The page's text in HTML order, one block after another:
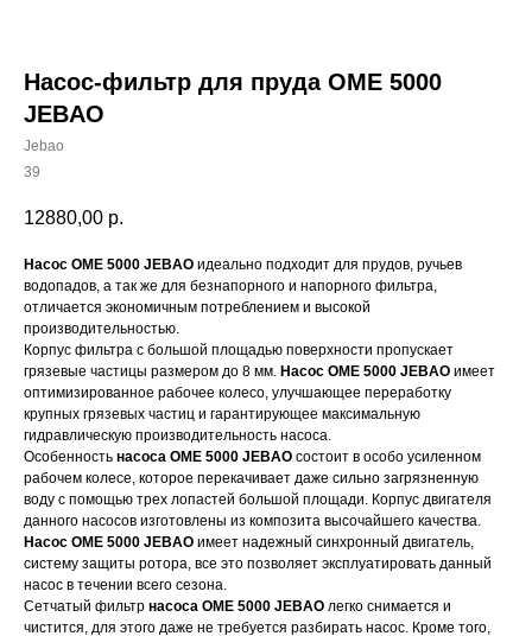
Насос-фильтр для пруда OME 5000
JEBAO
Jebao
39
12880,00 р.
Насос OME 5000 JEBAO идеально подходит для прудов, ручьев
водопадов, а так же для безнапорного и напорного фильтра,
отличается экономичным потреблением и высокой
производительностью.
Корпус фильтра с большой площадью поверхности пропускает
грязевые частицы размером до 8 мм. Насос OME 5000 JEBAO имеет
оптимизированное рабочее колесо, улучшающее переработку
крупных грязевых частиц и гарантирующее максимальную
гидравлическую производительность насоса.
Особенность насоса OME 5000 JEBAO состоит в особо усиленном
рабочем колесе, которое перекачивает даже сильно загрязненную
воду с помощью трех лопастей большой площади. Корпус двигателя
данного насосов изготовлены из композита высочайшего качества.
Насос OME 5000 JEBAO имеет надежный синхронный двигатель,
систему защиты ротора, все это позволяет эксплуатировать данный
насос в течении всего сезона.
Сетчатый фильтр насоса OME 5000 JEBAO легко снимается и
чистится, для этого даже не требуется разбирать насос. Кроме того,